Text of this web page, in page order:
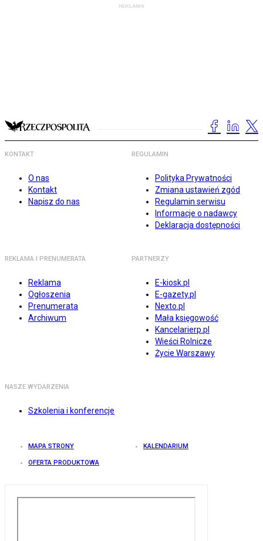
KONTAKT
O nas
Kontakt
Napisz do nas
REGULAMIN
Polityka Prywatności
Zmiana ustawień zgód
Regulamin serwisu
Informacje o nadawcy
Deklaracja dostępności
REKLAMA I PRENUMERATA
Reklama
Ogłoszenia
Prenumerata
Archiwum
PARTNERZY
E-kiosk.pl
E-gazety.pl
Nexto.pl
Mała księgowość
Kancelarierp.pl
Wieści Rolnicze
Życie Warszawy
NASZE WYDARZENIA
Szkolenia i konferencje
MAPA STRONY KALENDARIUM
OFERTA PRODUKTOWA